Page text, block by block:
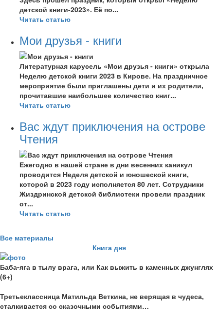
детской книги-2023». Её по...
Читать статью
Мои друзья - книги
Литературная карусель «Мои друзья - книги» открыла
Неделю детской книги 2023 в Кирове. На праздничное
мероприятие были приглашены дети и их родители,
прочитавшие наибольшее количество книг...
Читать статью
Вас ждут приключения на острове
Чтения
Ежегодно в нашей стране в дни весенних каникул
проводится Неделя детской и юношеской книги,
которой в 2023 году исполняется 80 лет. Сотрудники
Жиздринской детской библиотеки провели праздник
от...
Читать статью
Все материалы
Книга дня
Баба-яга в тылу врага, или Как выжить в каменных джунглях
(6+)
Третьеклассница Матильда Веткина, не верящая в чудеса,
сталкивается со сказочными событиями…